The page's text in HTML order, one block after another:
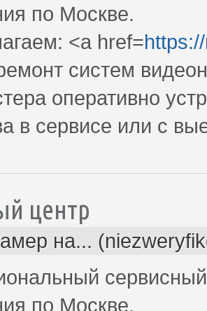
по Москве.
<a href=
систем
оперативно
в сервисе или с
центр
на...
по Москве.